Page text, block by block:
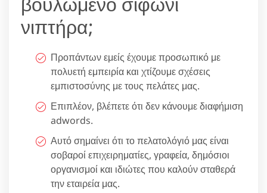
νιπτήρα;
Προπάντων εμείς έχουμε προσωπικό με
πολυετή εμπειρία και χτίζουμε σχέσεις
εμπιστοσύνης με τους πελάτες μας.
Επιπλέον, βλέπετε ότι δεν κάνουμε διαφήμιση
adwords.
Αυτό σημαίνει ότι το πελατολόγιό μας είναι
σοβαροί επιχειρηματίες, γραφεία, δημόσιοι
οργανισμοί και ιδιώτες που καλούν σταθερά
την εταιρεία μας.